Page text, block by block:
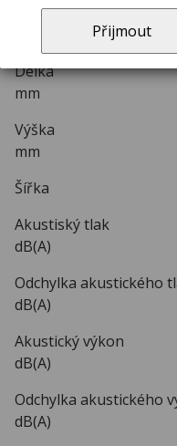
mm
mm
Šířka
dB(A)
Odchylka
dB(A)
dB(A)
Odchylka
dB(A)
Přijmout